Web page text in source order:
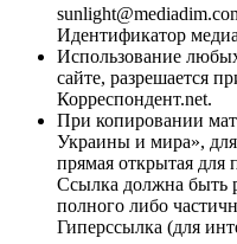
Идентификатор
Использование
сайте, разрешается
Корреспондент.net.
При копировании
Украины и мира», для
прямая открытая для
Ссылка должна быть
полного либо
Гиперссылка (для